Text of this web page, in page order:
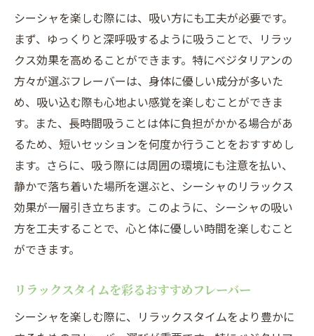
シーシャを楽しむ際には、吸い方にも工夫が必要です。
まず、ゆっくりと深呼吸するように吸うことで、リラッ
クス効果を高めることができます。特にベジタリアンの
方々が選ぶフレーバーは、身体に優しい成分が多いた
め、吸い込む際も心地よい感覚を楽しむことができま
す。また、長時間吸うことは体に負担がかかる場合があ
るため、短いセッションを何度か行うことをおすすめし
ます。さらに、吸う際には周囲の環境にも注意を払い、
静かで落ち着いた場所を選ぶと、シーシャのリラックス
効果が一層引き立ちます。このように、シーシャの吸い
方を工夫することで、心と体に優しい時間を楽しむこと
ができます。
リラックスタイムを彩るおすすめフレーバー
シーシャを楽しむ際に、リラックスタイムをより豊かに